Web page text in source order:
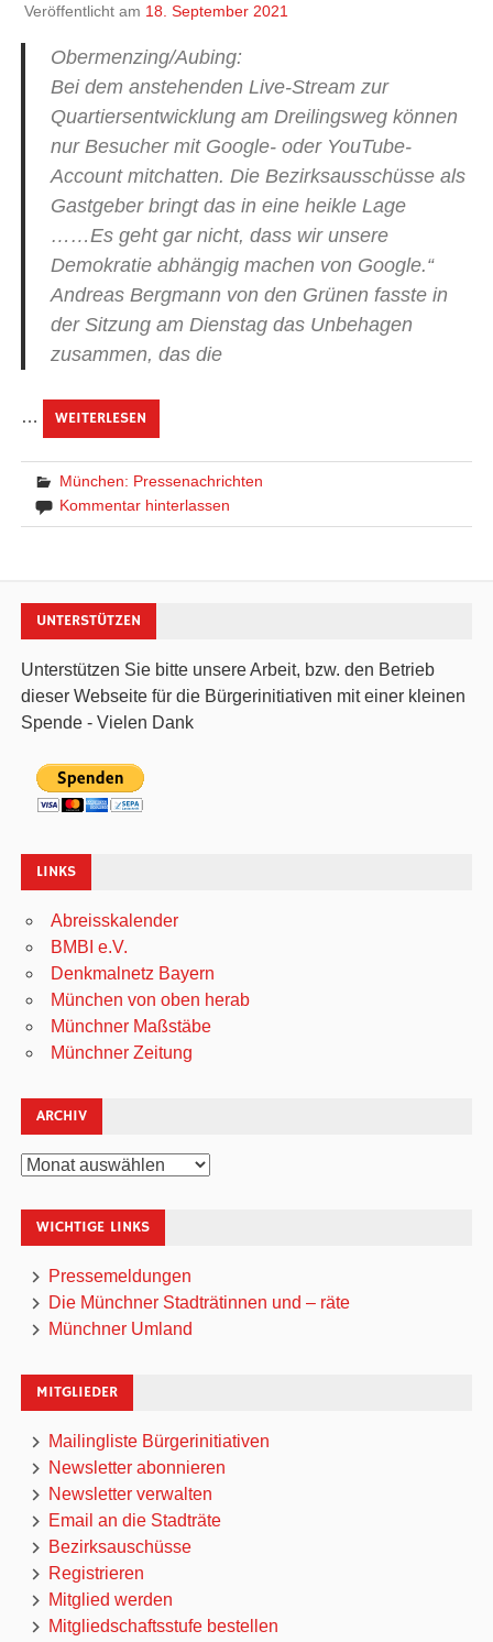
Veröffentlicht am 18. September 2021
Obermenzing/Aubing:
Bei dem anstehenden Live-Stream zur
Quartiersentwicklung am Dreilingsweg können
nur Besucher mit Google- oder YouTube-
Account mitchatten. Die Bezirksausschüsse als
Gastgeber bringt das in eine heikle Lage
……Es geht gar nicht, dass wir unsere
Demokratie abhängig machen von Google.“
Andreas Bergmann von den Grünen fasste in
der Sitzung am Dienstag das Unbehagen
zusammen, das die
… WEITERLESEN
München: Pressenachrichten
Kommentar hinterlassen
UNTERSTÜTZEN
Unterstützen Sie bitte unsere Arbeit, bzw. den Betrieb
dieser Webseite für die Bürgerinitiativen mit einer kleinen
Spende - Vielen Dank
LINKS
Abreisskalender
BMBI e.V.
Denkmalnetz Bayern
München von oben herab
Münchner Maßstäbe
Münchner Zeitung
ARCHIV
Archiv
WICHTIGE LINKS
Pressemeldungen
Die Münchner Stadträtinnen und – räte
Münchner Umland
MITGLIEDER
Mailingliste Bürgerinitiativen
Newsletter abonnieren
Newsletter verwalten
Email an die Stadträte
Bezirksauschüsse
Registrieren
Mitglied werden
Mitgliedschaftsstufe bestellen